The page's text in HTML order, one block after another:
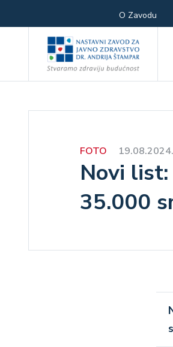
menu
O Zavodu
FOTO 19.08.2024.
Novi
35.000